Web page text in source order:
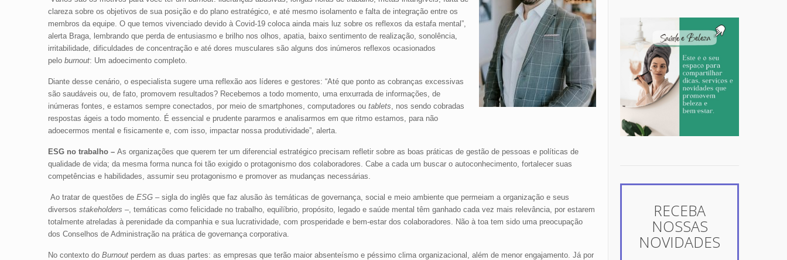
clareza sobre os objetivos de sua posição e do plano estratégico, e até mesmo isolamento e falta de integração entre os
membros da equipe. O que temos vivenciado devido à Covid-19 coloca ainda mais luz sobre os reflexos da estafa mental”,
alerta Braga, lembrando que perda de entusiasmo e brilho nos olhos, apatia, baixo sentimento de realização, sonolência,
irritabilidade, dificuldades de concentração e até dores musculares são alguns dos inúmeros reflexos ocasionados
pelo burnout: Um adoecimento completo.
Diante desse cenário, o especialista sugere uma reflexão aos líderes e gestores: “Até que ponto as cobranças excessivas
são saudáveis ou, de fato, promovem resultados? Recebemos a todo momento, uma enxurrada de informações, de
inúmeras fontes, e estamos sempre conectados, por meio de smartphones, computadores ou tablets, nos sendo cobradas
respostas ágeis a todo momento. É essencial e prudente pararmos e analisarmos em que ritmo estamos, para não
adoecermos mental e fisicamente e, com isso, impactar nossa produtividade”, alerta.
ESG no trabalho – As organizações que querem ter um diferencial estratégico precisam refletir sobre as boas práticas de gestão de pessoas e políticas de
qualidade de vida; da mesma forma nunca foi tão exigido o protagonismo dos colaboradores. Cabe a cada um buscar o autoconhecimento, fortalecer suas
competências e habilidades, assumir seu protagonismo e promover as mudanças necessárias.
Ao tratar de questões de ESG– sigla do inglês que faz alusão às temáticas de governança, social e meio ambiente que permeiam a organização e seus
diversos stakeholders –, temáticas como felicidade no trabalho, equilíbrio, propósito, legado e saúde mental têm ganhado cada vez mais relevância, por estarem
totalmente atreladas à perenidade da companhia e sua lucratividade, com prosperidade e bem-estar dos colaboradores. Não à toa tem sido uma preocupação
dos Conselhos de Administração na prática de governança corporativa.
No contexto do Burnoutperdem as duas partes: as empresas que terão maior absenteísmo e péssimo clima organizacional, além de menor engajamento. Já por
RECEBA
NOSSAS
NOVIDADES